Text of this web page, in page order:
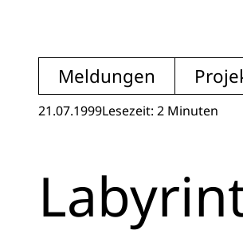
Meldungen
21.07.1999Lesezeit: 2 Minuten